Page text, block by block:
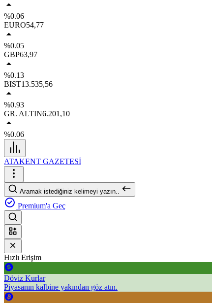
%0.06
EURO54,77
%0.05
GBP63,97
%0.13
BIST13.535,56
%0.93
GR. ALTIN6.201,10
%0.06
ATAKENT GAZETESİ
Aramak istediğiniz kelimeyi yazın..
Premium'a Geç
Hızlı Erişim
Döviz Kurlar
Piyasanın kalbine yakından göz atın.